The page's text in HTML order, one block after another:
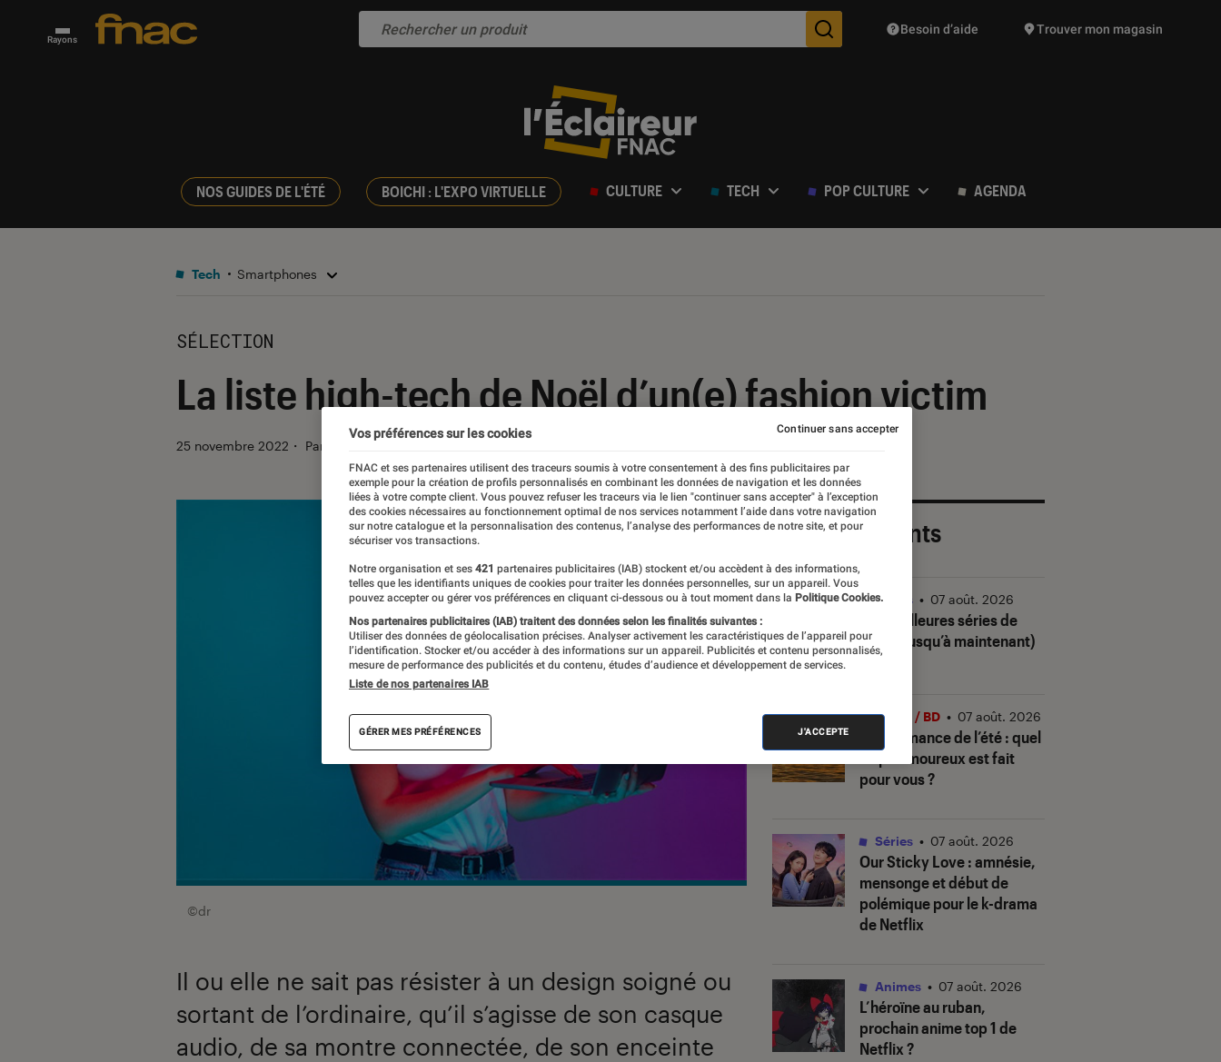
Rayons Des suggestions de produits vont vous être proposées
Besoin d’aide Trouver mon magasin
NOS GUIDES DE L'ÉTÉ BOICHI : L'EXPO VIRTUELLE CULTURE TECH POP CULTURE AGENDA
Tech Smartphones
SÉLECTION
La liste high-tech de Noël d’un(e) fashion victim
25 novembre 2022 ・ Par Christian Ferreol
©dr
Il ou elle ne sait pas résister à un design soigné ou
sortant de l’ordinaire, qu’il s’agisse de son casque
audio, de sa montre connectée, de son enceinte
Les plus récents
Les meilleures séries de
2026 (jusqu’à maintenant)
Séries • 07 août. 2026
Quiz romance de l’été : quel
trope amoureux est fait
pour vous ?
Livres / BD • 07 août. 2026
Our Sticky Love: amnésie,
mensonge et début de
polémique pour le k-drama
de Netflix
Séries • 07 août. 2026
L’héroïne au ruban,
prochain anime top 1 de
Netflix ?
Animes • 07 août. 2026
Vos préférences sur les cookies
FNAC et ses partenaires utilisent des traceurs soumis à votre consentement à des fins publicitaires par
exemple pour la création de profils personnalisés en combinant les données de navigation et les données
liées à votre compte client. Vous pouvez refuser les traceurs via le lien "continuer sans accepter" à l’exception
des cookies nécessaires au fonctionnement optimal de nos services notamment l’aide dans votre navigation
sur notre catalogue et la personnalisation des contenus, l’analyse des performances de notre site, et pour
sécuriser vos transactions.
Notre organisation et ses 421 partenaires publicitaires (IAB) stockent et/ou accèdent à des informations,
telles que les identifiants uniques de cookies pour traiter les données personnelles, sur un appareil. Vous
pouvez accepter ou gérer vos préférences en cliquant ci-dessous ou à tout moment dans la Politique Cookies.
Nos partenaires publicitaires (IAB) traitent des données selon les finalités suivantes :
Utiliser des données de géolocalisation précises. Analyser activement les caractéristiques de l’appareil pour
l’identification. Stocker et/ou accéder à des informations sur un appareil. Publicités et contenu personnalisés,
mesure de performance des publicités et du contenu, études d’audience et développement de services.
Liste de nos partenaires IAB
GÉRER MES PRÉFÉRENCES J'ACCEPTE
Continuer sans accepter